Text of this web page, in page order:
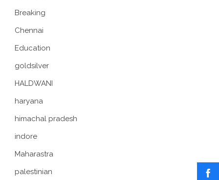
Breaking
Chennai
Education
goldsilver
HALDWANI
haryana
himachal pradesh
indore
Maharastra
palestinian